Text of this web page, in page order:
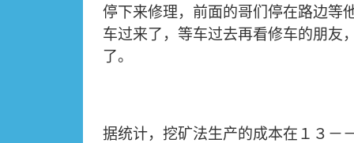
停下来修理，前面的哥们停在路边等
车过来了，等车过去再看修车的朋友
了。
据统计，挖矿法生产的成本在１３－